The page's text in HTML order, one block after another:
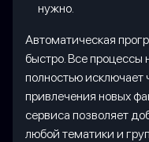
нужно.
Автоматическая
быстро. Все процессы
полностью исключает
привлечения новых
сервиса позволяет
любой тематики и